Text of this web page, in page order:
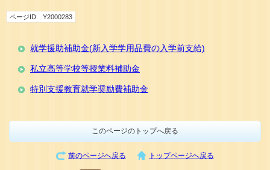
ページID Y2000283
就学援助補助金(新入学学用品費の入学前支給)
私立高等学校等授業料補助金
特別支援教育就学奨励費補助金
このページのトップへ戻る
前のページへ戻る トップページへ戻る